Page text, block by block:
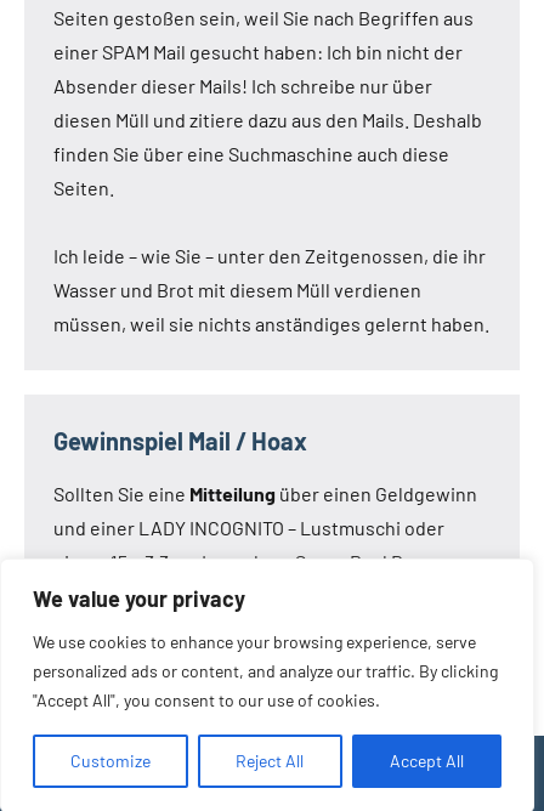
We value your privacy
We use cookies to enhance your browsing experience, serve
personalized ads or content, and analyze our traffic. By clicking
"Accept All", you consent to our use of cookies.
Customize Reject All Accept All
Seiten gestoßen sein, weil Sie nach Begriffen aus
einer SPAM Mail gesucht haben: Ich bin nicht der
Absender dieser Mails! Ich schreibe nur über
diesen Müll und zitiere dazu aus den Mails. Deshalb
finden Sie über eine Suchmaschine auch diese
Seiten.
Ich leide – wie Sie – unter den Zeitgenossen, die ihr
Wasser und Brot mit diesem Müll verdienen
müssen, weil sie nichts anständiges gelernt haben.
Gewinnspiel Mail / Hoax
Sollten Sie eine Mitteilung über einen Geldgewinn
und einer LADY INCOGNITO – Lustmuschi oder
einem 15 x 3,3 cm Loveclone Super Real Dong –
oder was immer den Kameraden noch einfällt –
Mail ist eine Fälschung.
WordPress-Theme: Occasio von ThemeZee.